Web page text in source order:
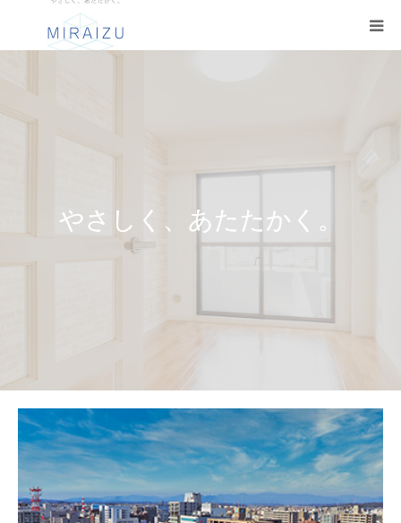
やさしく、あたたかく。
障がい者の為のグループホーム
障がい者グループホーム心音ブログ